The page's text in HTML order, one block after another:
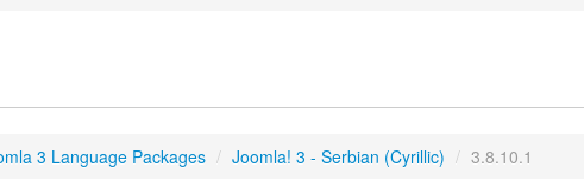
3 Language Packages / Joomla! 3 - Serbian (Cyrillic) / 3.8.10.1